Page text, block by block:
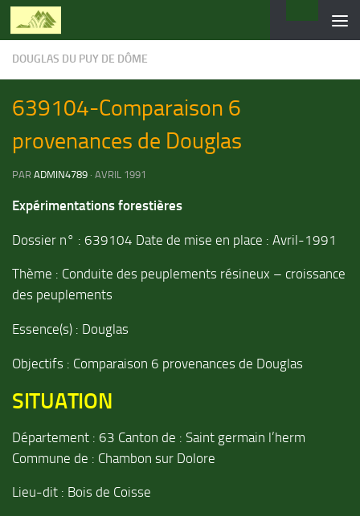
Skip to content
DOUGLAS DU PUY DE DÔME
639104-Comparaison 6
provenances de Douglas
PAR ADMIN4789 · AVRIL 1991
Expérimentations forestières
Dossier n° : 639104 Date de mise en place : Avril-1991
Thème : Conduite des peuplements résineux – croissance
des peuplements
Essence(s) : Douglas
Objectifs : Comparaison 6 provenances de Douglas
SITUATION
Département : 63 Canton de : Saint germain l’herm
Commune de : Chambon sur Dolore
Lieu-dit : Bois de Coisse